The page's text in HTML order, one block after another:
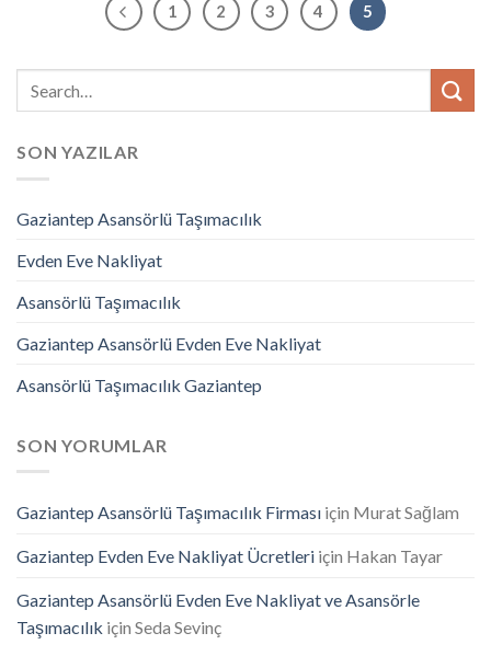
1 2 3 4 5
SON YAZILAR
Gaziantep Asansörlü Taşımacılık
Evden Eve Nakliyat
Asansörlü Taşımacılık
Gaziantep Asansörlü Evden Eve Nakliyat
Asansörlü Taşımacılık Gaziantep
SON YORUMLAR
Gaziantep Asansörlü Taşımacılık Firması için Murat Sağlam
Gaziantep Evden Eve Nakliyat Ücretleri için Hakan Tayar
Gaziantep Asansörlü Evden Eve Nakliyat ve Asansörle
Taşımacılık için Seda Sevinç